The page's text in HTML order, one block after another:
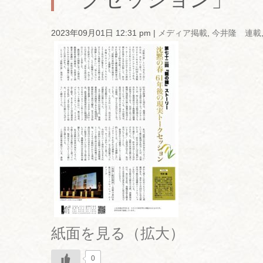
2023年09月01日 12:31 pm メディア掲載, 今井隆 連載
紙面を見る（拡大）
0